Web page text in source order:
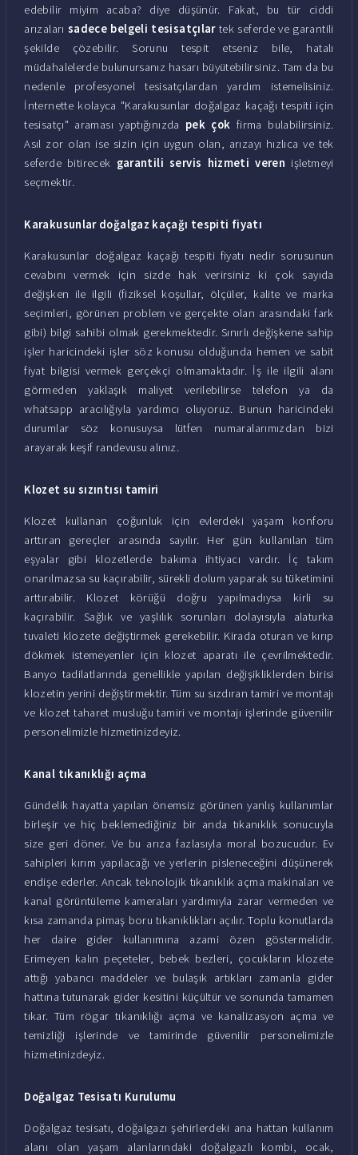
edebilir miyim acaba? diye düşünür. Fakat, bu tür ciddi
arızaları sadece belgeli tesisatçılartek seferde ve garantili
şekilde çözebilir. Sorunu tespit etseniz bile, hatalı
müdahalelerde bulunursanız hasarı büyütebilirsiniz. Tam da bu
nedenle profesyonel tesisatçılardan yardım istemelisiniz.
İnternette kolayca "Karakusunlar doğalgaz kaçağı tespiti için
tesisatçı" araması yaptığınızda pek çok firma bulabilirsiniz.
Asıl zor olan ise sizin için uygun olan, arızayı hızlıca ve tek
seferde bitirecek garantili servis hizmeti veren işletmeyi
seçmektir.
Karakusunlar doğalgaz kaçağı tespiti fiyatı
Karakusunlar doğalgaz kaçağı tespiti fiyatı nedir sorusunun
cevabını vermek için sizde hak verirsiniz ki çok sayıda
değişken ile ilgili (fiziksel koşullar, ölçüler, kalite ve marka
seçimleri, görünen problem ve gerçekte olan arasındaki fark
gibi) bilgi sahibi olmak gerekmektedir. Sınırlı değişkene sahip
işler haricindeki işler söz konusu olduğunda hemen ve sabit
fiyat bilgisi vermek gerçekçi olmamaktadır. İş ile ilgili alanı
görmeden yaklaşık maliyet verilebilirse telefon ya da
whatsapp aracılığıyla yardımcı oluyoruz. Bunun haricindeki
durumlar söz konusuysa lütfen numaralarımızdan bizi
arayarak keşif randevusu alınız.
Klozet su sızıntısı tamiri
Klozet kullanan çoğunluk için evlerdeki yaşam konforu
arttıran gereçler arasında sayılır. Her gün kullanılan tüm
eşyalar gibi klozetlerde bakıma ihtiyacı vardır. İç takım
onarılmazsa su kaçırabilir, sürekli dolum yaparak su tüketimini
arttırabilir. Klozet körüğü doğru yapılmadıysa kirli su
kaçırabilir. Sağlık ve yaşlılık sorunları dolayısıyla alaturka
tuvaleti klozete değiştirmek gerekebilir. Kirada oturan ve kırıp
dökmek istemeyenler için klozet aparatı ile çevrilmektedir.
Banyo tadilatlarında genellikle yapılan değişikliklerden birisi
klozetin yerini değiştirmektir. Tüm su sızdıran tamiri ve montajı
ve klozet taharet musluğu tamiri ve montajı işlerinde güvenilir
personelimizle hizmetinizdeyiz.
Kanal tıkanıklığı açma
Gündelik hayatta yapılan önemsiz görünen yanlış kullanımlar
birleşir ve hiç beklemediğiniz bir anda tıkanıklık sonucuyla
size geri döner. Ve bu arıza fazlasıyla moral bozucudur. Ev
sahipleri kırım yapılacağı ve yerlerin pisleneceğini düşünerek
endişe ederler. Ancak teknolojik tıkanıklık açma makinaları ve
kanal görüntüleme kameraları yardımıyla zarar vermeden ve
kısa zamanda pimaş boru tıkanıklıkları açılır. Toplu konutlarda
her daire gider kullanımına azami özen göstermelidir.
Erimeyen kalın peçeteler, bebek bezleri, çocukların klozete
attığı yabancı maddeler ve bulaşık artıkları zamanla gider
hattına tutunarak gider kesitini küçültür ve sonunda tamamen
tıkar. Tüm rögar tıkanıklığı açma ve kanalizasyon açma ve
temizliği işlerinde ve tamirinde güvenilir personelimizle
hizmetinizdeyiz.
Doğalgaz Tesisatı Kurulumu
Doğalgaz tesisatı, doğalgazı şehirlerdeki ana hattan kullanım
alanı olan yaşam alanlarındaki doğalgazlı kombi, ocak,